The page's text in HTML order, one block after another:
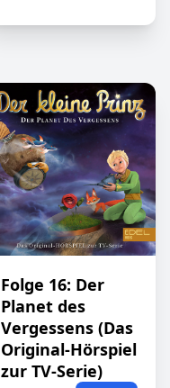
Folge 16: Der
Planet des
Vergessens (Das
Original-Hörspiel
zur TV-Serie)